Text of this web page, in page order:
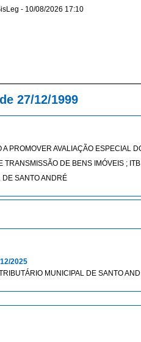
- 10/08/2026 17:10
27/12/1999
A PROMOVER AVALIAÇÃO ESPECIAL
TRANSMISSÃO DE BENS IMÓVEIS ;
DE SANTO ANDRÉ
2025
MUNICIPAL DE SANTO